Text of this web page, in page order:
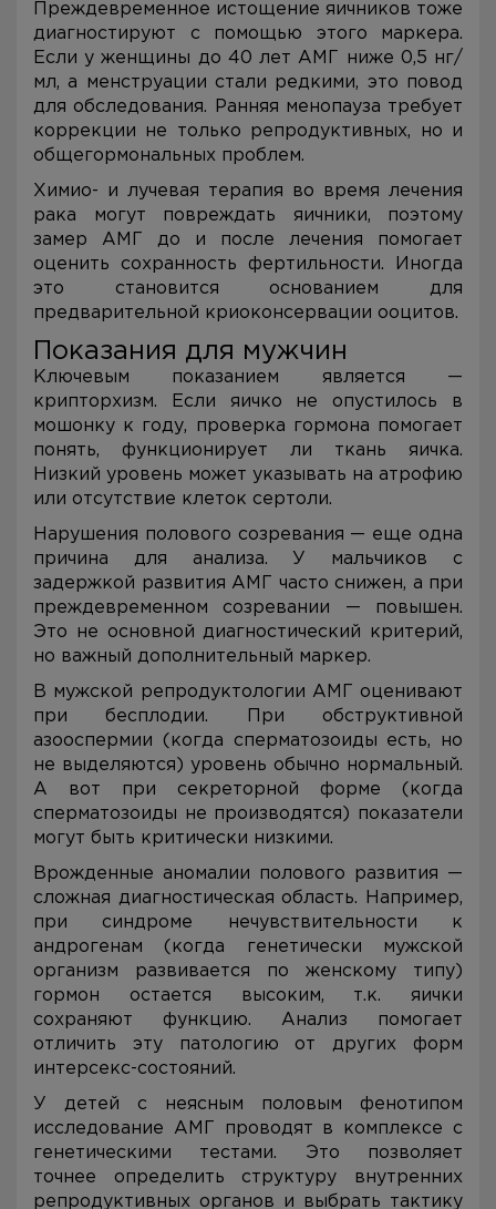
Преждевременное истощение яичников тоже
диагностируют с помощью этого маркера.
Если у женщины до 40 лет АМГ ниже 0,5 нг/
мл, а менструации стали редкими, это повод
для обследования. Ранняя менопауза требует
коррекции не только репродуктивных, но и
общегормональных проблем.
Химио- и лучевая терапия во время лечения
рака могут повреждать яичники, поэтому
замер АМГ до и после лечения помогает
оценить сохранность фертильности. Иногда
это становится основанием для
предварительной криоконсервации ооцитов.
Показания для мужчин
Ключевым показанием является —
крипторхизм. Если яичко не опустилось в
мошонку к году, проверка гормона помогает
понять, функционирует ли ткань яичка.
Низкий уровень может указывать на атрофию
или отсутствие клеток сертоли.
Нарушения полового созревания — еще одна
причина для анализа. У мальчиков с
задержкой развития АМГ часто снижен, а при
преждевременном созревании — повышен.
Это не основной диагностический критерий,
но важный дополнительный маркер.
В мужской репродуктологии АМГ оценивают
при бесплодии. При обструктивной
азооспермии (когда сперматозоиды есть, но
не выделяются) уровень обычно нормальный.
А вот при секреторной форме (когда
сперматозоиды не производятся) показатели
могут быть критически низкими.
Врожденные аномалии полового развития —
сложная диагностическая область. Например,
при синдроме нечувствительности к
андрогенам (когда генетически мужской
организм развивается по женскому типу)
гормон остается высоким, т.к. яички
сохраняют функцию. Анализ помогает
отличить эту патологию от других форм
интерсекс-состояний.
У детей с неясным половым фенотипом
исследование АМГ проводят в комплексе с
генетическими тестами. Это позволяет
точнее определить структуру внутренних
репродуктивных органов и выбрать тактику